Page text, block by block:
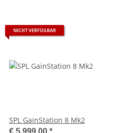
NICHT VERFÜGBAR
SPL GainStation 8 Mk2
€ 5.999,00 *